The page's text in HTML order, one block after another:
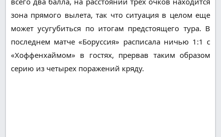
зона прямого вылета, так что ситуация в целом еще
может усугубиться по итогам предстоящего тура. В
последнем матче «Боруссия» расписала ничью 1:1 с
«Хоффенхаймом» в гостях, прервав таким образом
серию из четырех поражений кряду.